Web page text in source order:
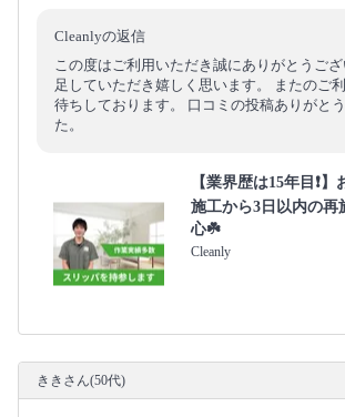
Cleanlyの返信
この度はご利用いただき誠にありがとうご
足していただき嬉しく思います。 またのご
待ちしております。 口コミの投稿ありがと
た。
【業界歴は15年目❗️
施工から3日以内の再
心☘️
Cleanly
ききさん(50代)